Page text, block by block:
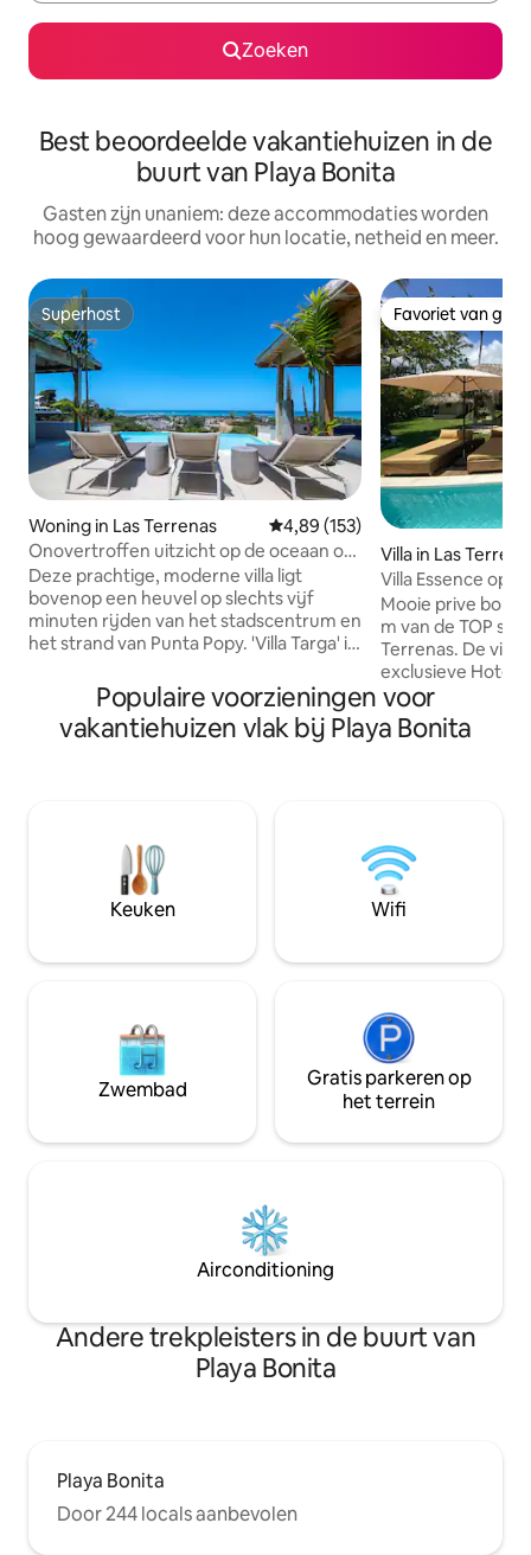
Zoeken
Best beoordeelde vakantiehuizen in de
buurt van Playa Bonita
Gasten zijn unaniem: deze accommodaties worden
hoog gewaardeerd voor hun locatie, netheid en meer.
Superhost
Superhost
Woning in Las Terrenas Gemiddelde beoordeling van
4,89 (153)
Onovertroffen uitzicht op de oceaan op
4 minuten van het strand - Pickleball
Deze prachtige, moderne villa ligt
bovenop een heuvel op slechts vijf
minuten rijden van het stadscentrum en
het strand van Punta Popy. 'Villa Targa' is
omgeving met meer dan 6000 ft2
Spectaculair uitzicht over de oceaan en
het platteland. Picklebalbaan!
Beveiligde woning met
bewakingscamera's Elektriciteit apart in
rekening gebracht. Late nachtfeesten
niet toegestaan.
Favoriet van
Favoriet van
Villa in Las
Villa Essence op
van Playa Bonita
Mooie prive boho
m van de TOP
Terrenas. De villa
exclusieve Hotel
is een
beveiliging en
het strand.Het
twin ), waardoor
ruimte met 52-
begane grond
toilet. Er is een
Populaire voorzieningen voor
vakantiehuizen vlak bij Playa Bonita
Keuken Wifi
Zwembad
Gratis parkeren op
het terrein
Airconditioning
Andere trekpleisters in de buurt van
Playa Bonita
Playa Bonita
Door 244 locals aanbevolen